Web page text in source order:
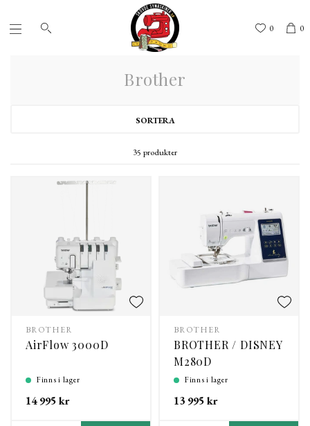
0
0
Brother
SORTERA
35 produkter
BROTHER
AirFlow 3000D
Finns i lager
14 995 kr
BROTHER
BROTHER / DISNEY
M280D
Finns i lager
13 995 kr